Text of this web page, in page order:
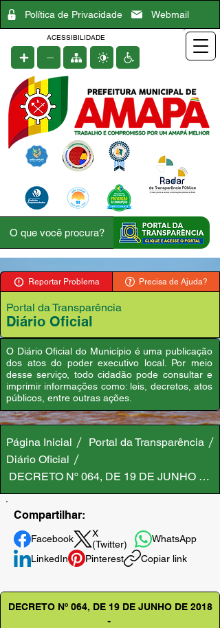
Política de Privacidade Webmail
ACESSIBILIDADE
Reportar Problema Precisa de Ajuda?
Portal da Transparência
Diário Oficial
O Diário Oficial do Município é uma publicação
dos atos do poder executivo local. Por meio
desse serviço, todo cidadão pode consultar e
imprimir informações como: leis, decretos, atos
públicos, entre outras ações.
Página Inicial
Portal da Transparência
Diário Oficial
DECRETO Nº 064, DE 19 DE JUNHO DE
Compartilhar:
Facebook
X
(Twitter)
WhatsApp
LinkedIn
Pinterest Copiar link
DECRETO Nº 064, DE 19 DE JUNHO DE 2018
-